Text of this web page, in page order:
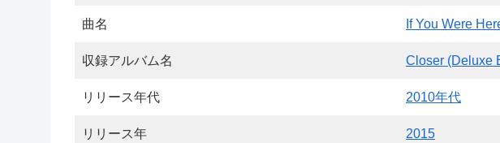
曲名 If You Were
収録アルバム名 Closer (Deluxe
リリース年代 2010年代
リリース年 2015